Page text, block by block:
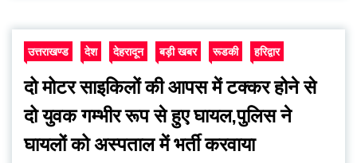
उत्तराखण्ड देश देहरादून बड़ी खबर रूडकी हरिद्वार
दो मोटर साइकिलों की आपस में टक्कर होने से
दो युवक गम्भीर रूप से हुए घायल,पुलिस ने
घायलों को अस्पताल में भर्ती करवाया